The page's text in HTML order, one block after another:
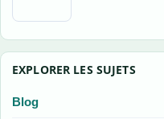
EXPLORER LES SUJETS
Blog